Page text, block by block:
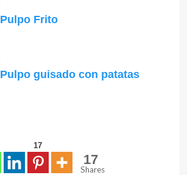
Pulpo Frito
Pulpo guisado con patatas
17
17
Shares